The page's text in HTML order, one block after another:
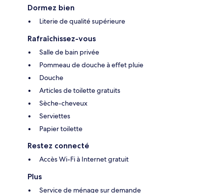
Dormez bien
Literie de qualité supérieure
Rafraîchissez-vous
Salle de bain privée
Pommeau de douche à effet pluie
Douche
Articles de toilette gratuits
Sèche-cheveux
Serviettes
Papier toilette
Restez connecté
Accès Wi-Fi à Internet gratuit
Plus
Service de ménage sur demande